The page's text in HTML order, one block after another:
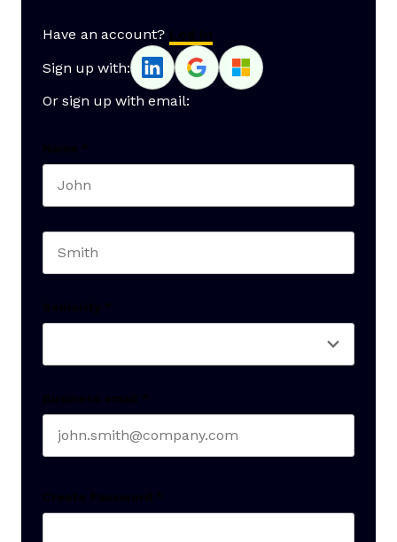
Have an account? Log In
Sign up with:
Or sign up with email:
Name *
Seniority *
Business email *
Create Password *